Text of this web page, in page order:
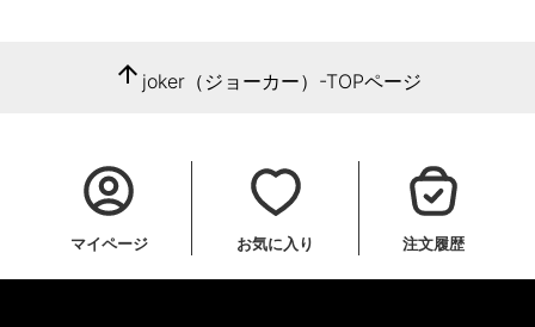
arrow_upward joker（ジョーカー）-TOPページ
マイページ お気に入り 注文履歴